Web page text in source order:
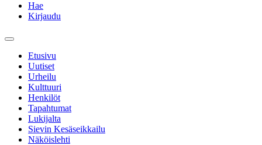
Hae
Kirjaudu
Etusivu
Uutiset
Urheilu
Kulttuuri
Henkilöt
Tapahtumat
Lukijalta
Sievin Kesäseikkailu
Näköislehti